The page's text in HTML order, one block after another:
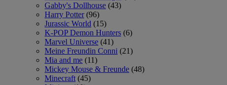
Gabby's Dollhouse (43)
Harry Potter (96)
Jurassic World (15)
K-POP Demon Hunters (6)
Marvel Universe (41)
Meine Freundin Conni (21)
Mia and me (11)
Mickey Mouse & Freunde (48)
Minecraft (45)